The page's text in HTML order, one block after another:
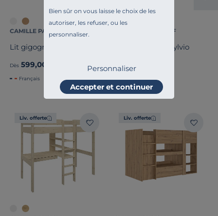
Bien sûr on vous laisse le choix de les
autoriser, les refuser, ou les
personnaliser.
Personnaliser
Accepter et continuer
CAMILLE PAR CAMIF
Lit gigogne Sebastian
Dès 599,00 €
Français
CAMILLE PAR CAMIF
Lit mi-hauteur Sylvio
Dès
Français
Liv. offerte Liv. offerte